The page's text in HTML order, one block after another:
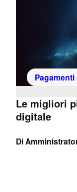
Le migliori
digitale
Di